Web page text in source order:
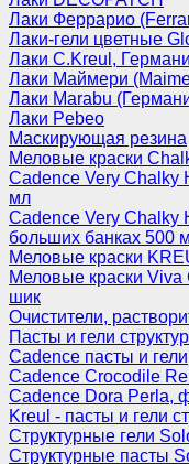
Лаки Феррарио
Лаки-гели цветные
Лаки C.Kreul,
Лаки Маймери
Лаки Marabu
Лаки Pebeo
Маскирующая резина
Меловые краски
Cadence Very Chalky
мл
Cadence Very Chalky
больших банках 500
Меловые краски
Меловые краски
шик
Очистители,
Пасты и гели
Cadence пасты и гели
Cadence Crocodile
Cadence Dora Perla,
Kreul - пасты и гели
Структурные гели
Структурные пасты